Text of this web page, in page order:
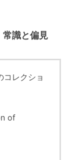
識と偏見
コレクショ
of